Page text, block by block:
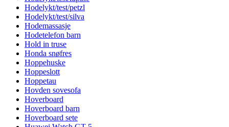
Hodelykt/test/petzl
Hodelykt/test/silva
Hodemassasje
Hodetelefon barn
Hold in truse
Honda snøfres
Hoppehuske
Hoppeslott
Hoppetau
Hovden sovesofa
Hoverboard
Hoverboard barn
Hoverboard sete